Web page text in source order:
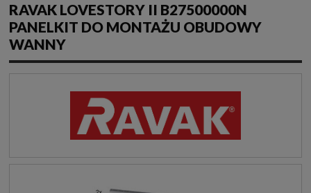
RAVAK LOVESTORY II B27500000N
PANELKIT DO MONTAŻU OBUDOWY
WANNY